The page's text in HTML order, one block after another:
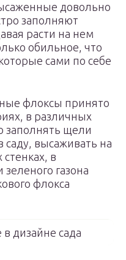
довольно
заполняют
расти на нем
обильное, что
сами по себе
флоксы принято
в различных
заполнять щели
высаживать на
в
газона
флокса
дизайне сада